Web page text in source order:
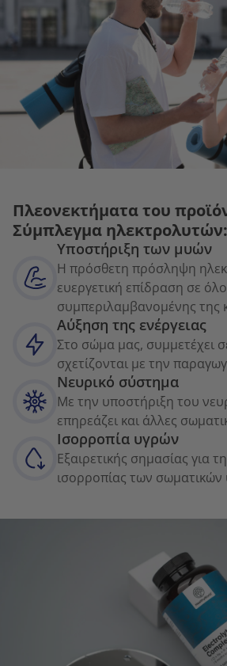
Πλεονεκτήματα του
Σύμπλεγμα ηλεκτρολυτών:
Υποστήριξη των μυών
Η πρόσθετη πρόσληψη
ευεργετική επίδραση σε
συμπεριλαμβανομένης της
Αύξηση της ενέργειας
Στο σώμα μας, συμμετέχει
σχετίζονται με την
Νευρικό σύστημα
Με την υποστήριξη του
επηρεάζει και άλλες
Ισορροπία υγρών
Εξαιρετικής σημασίας για
ισορροπίας των